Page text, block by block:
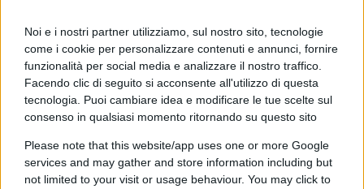
Noi e i nostri partner utilizziamo, sul nostro sito, tecnologie
come i cookie per personalizzare contenuti e annunci, fornire
funzionalità per social media e analizzare il nostro traffico.
Facendo clic di seguito si acconsente all'utilizzo di questa
tecnologia. Puoi cambiare idea e modificare le tue scelte sul
consenso in qualsiasi momento ritornando su questo sito
Please note that this website/app uses one or more Google
services and may gather and store information including but
not limited to your visit or usage behaviour. You may click to
Un pastore non va lontano dal suo popolo perché
una dittatura glielo impone”, ha sottolineato
Silvio José Baez, Arcivescovo ausiliare di
Managua, esiliato oggi negli Stati Uniti per ordine
del Vaticano. Il vescovo non è solo. Secondo il
Confidencial, il 79% dei nicaraguensi rifiuta la
condanna contro Álvarez, incluso il 50% di seguaci